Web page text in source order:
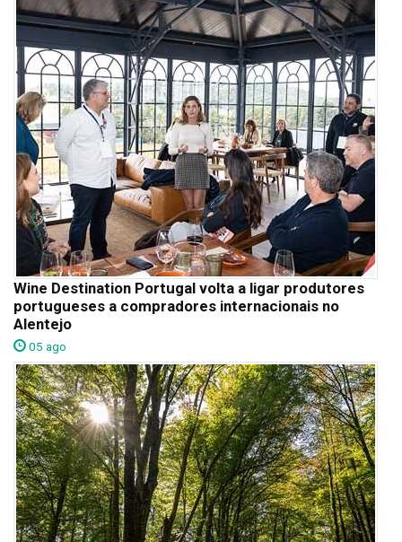
Wine Destination Portugal volta a ligar produtores
portugueses a compradores internacionais no
Alentejo
05 ago